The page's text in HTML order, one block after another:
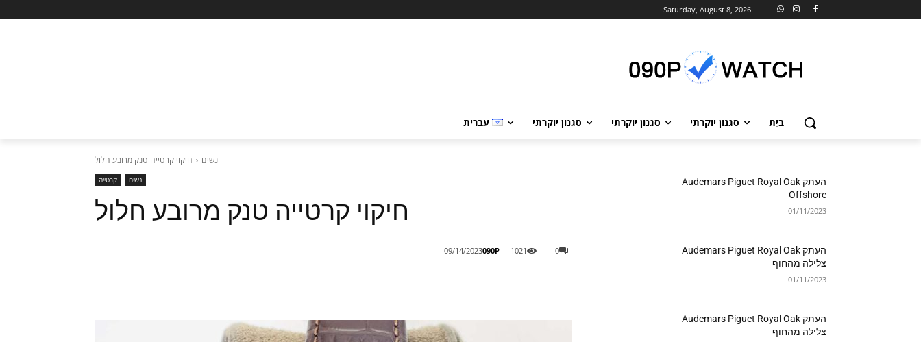
Saturday, August 8, 2026
בַּיִת סגנון יוקרתי סגנון יוקרתי סגנון יוקרתי עברית
נשים חיקוי קרטייה טנק מרובע חלול
נשים קרטייה
חיקוי קרטייה טנק מרובע חלול
090P
09/14/2023 0
1021
העתק Audemars Piguet Royal Oak
Offshore
01/11/2023
העתק Audemars Piguet Royal Oak
צלילה מהחוף
01/11/2023
העתק Audemars Piguet Royal Oak
צלילה מהחוף